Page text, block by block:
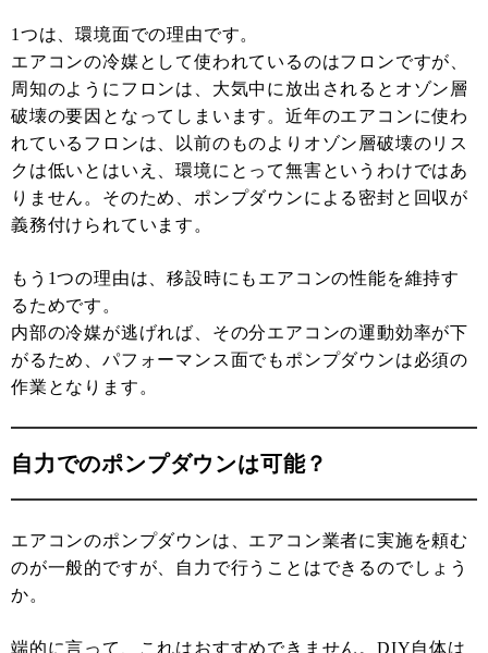
1つは、環境面での理由です。
エアコンの冷媒として使われているのはフロンですが、
周知のようにフロンは、大気中に放出されるとオゾン層
破壊の要因となってしまいます。近年のエアコンに使わ
れているフロンは、以前のものよりオゾン層破壊のリス
クは低いとはいえ、環境にとって無害というわけではあ
りません。そのため、ポンプダウンによる密封と回収が
義務付けられています。
もう1つの理由は、移設時にもエアコンの性能を維持す
るためです。
内部の冷媒が逃げれば、その分エアコンの運動効率が下
がるため、パフォーマンス面でもポンプダウンは必須の
作業となります。
自力でのポンプダウンは可能？
エアコンのポンプダウンは、エアコン業者に実施を頼む
のが一般的ですが、自力で行うことはできるのでしょう
か。
端的に言って、これはおすすめできません。DIY自体は